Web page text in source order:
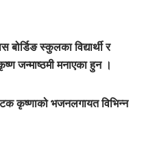
स्कुलका विद्यार्थी र
जन्माष्ठमी मनाएका हुन ।
कृष्णाको भजनलगायत विभिन्न